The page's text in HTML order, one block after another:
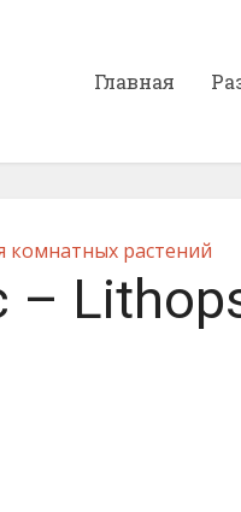
Главная
комнатных растений
–